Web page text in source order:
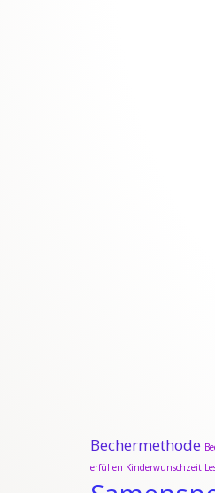
Bechermethode
erfüllen Kinderwunschzeit